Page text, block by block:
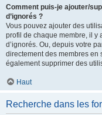
Comment puis-je ajouter/
d’ignorés ?
Vous pouvez ajouter des
profil de chaque membre, il y
d’ignorés. Ou, depuis votre
directement des membres en
également supprimer des
Haut
Recherche dans les